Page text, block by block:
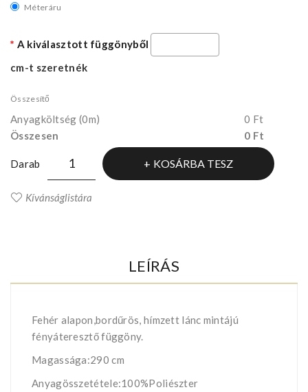
Méteráru
A kiválasztott függönyből
cm-t szeretnék
Összesítő
Anyagköltség (0m)
0 Ft
Összesen
0 Ft
Darab KOSÁRBA TESZ
Kívánságlistára
LEÍRÁS
Fehér alapon,bordűrös, hímzett lánc mintájú
fényáteresztő függöny.
Magassága:290 cm
Anyagösszetétele:100%Poliészter